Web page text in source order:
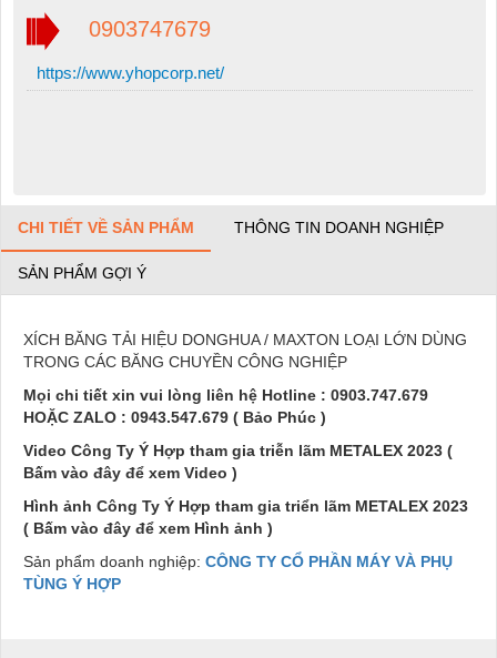
0903747679
https://www.yhopcorp.net/
CHI TIẾT VỀ SẢN PHẨM THÔNG TIN DOANH NGHIỆP
SẢN PHẨM GỢI Ý
XÍCH BĂNG TẢI HIỆU DONGHUA / MAXTON LOẠI LỚN DÙNG
TRONG CÁC BĂNG CHUYỀN CÔNG NGHIỆP
Mọi chi tiết xin vui lòng liên hệ Hotline : 0903.747.679
HOẶC ZALO : 0943.547.679 ( Bảo Phúc )
Video Công Ty Ý Hợp tham gia triễn lãm METALEX 2023 (
Bấm vào đây để xem Video )
Hình ảnh Công Ty Ý Hợp tham gia triển lãm METALEX 2023
( Bấm vào đây để xem Hình ảnh )
Sản phẩm doanh nghiệp: CÔNG TY CỔ PHẦN MÁY VÀ PHỤ
TÙNG Ý HỢP